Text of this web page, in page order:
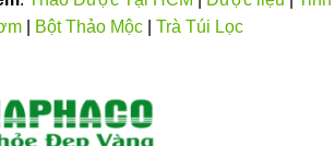
Bột Thảo Mộc Trà Túi Lọc